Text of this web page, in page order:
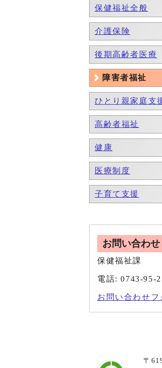
保健福祉全般
介護保険
後期高齢者医療
障害者福祉
ひとり親家庭支
高齢者福祉
健康
医療制度
子育て支援
お問い合わせ
保健福祉課
電話: 0743-95-
お問い合わせフ
〒